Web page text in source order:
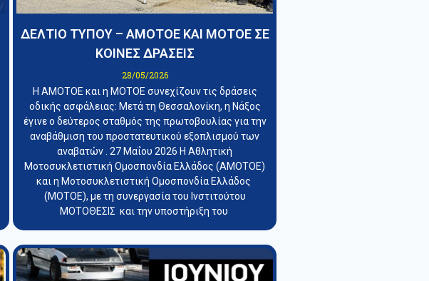
ΔΕΛΤΙΟ ΤΥΠΟΥ – ΑΜΟΤΟΕ ΚΑΙ ΜΟΤΟΕ ΣΕ
ΚΟΙΝΕΣ ΔΡΑΣΕΙΣ
28/05/2026
Η ΑΜΟΤΟΕ και η ΜΟΤΟΕ συνεχίζουν τις δράσεις
οδικής ασφάλειας: Μετά τη Θεσσαλονίκη, η Νάξος
έγινε ο δεύτερος σταθμός της πρωτοβουλίας για την
αναβάθμιση του προστατευτικού εξοπλισμού των
αναβατών . 27 Μαΐου 2026 Η Αθλητική
Μοτοσυκλετιστική Ομοσπονδία Ελλάδος (ΑΜΟΤΟΕ)
και η Μοτοσυκλετιστική Ομοσπονδία Ελλάδος
(ΜΟΤΟΕ), με τη συνεργασία του Ινστιτούτου
ΜΟΤΟΘΕΣΙΣ και την υποστήριξη του